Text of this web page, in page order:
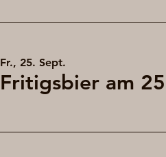
Fr., 25. Sept.